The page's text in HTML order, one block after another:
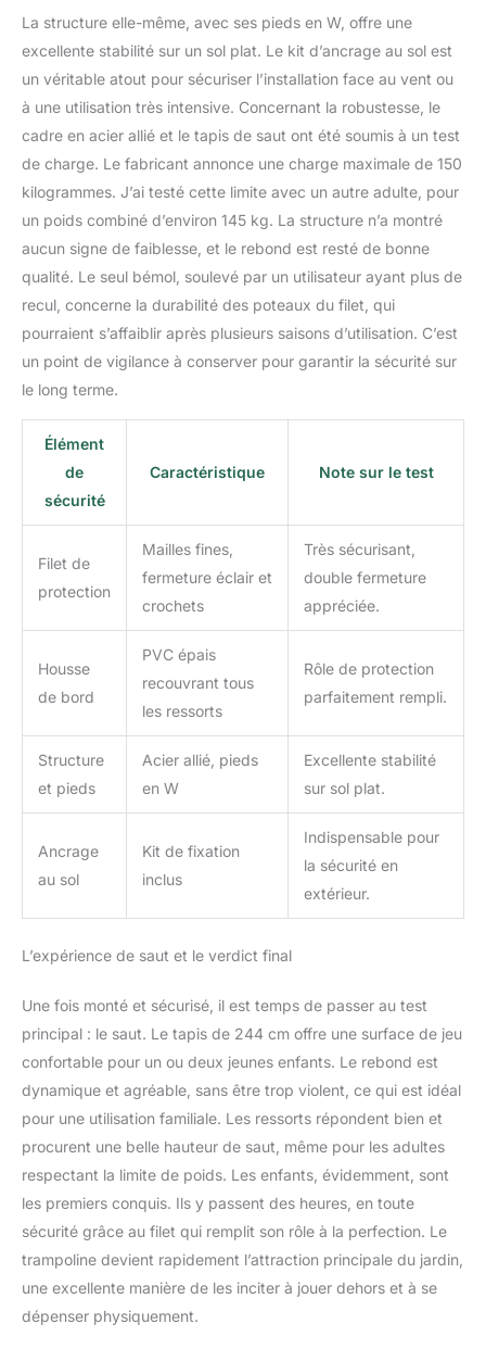
La structure elle-même, avec ses pieds en W, offre une
excellente stabilité sur un sol plat. Le kit d’ancrage au sol est
un véritable atout pour sécuriser l’installation face au vent ou
à une utilisation très intensive. Concernant la robustesse, le
cadre en acier allié et le tapis de saut ont été soumis à un test
de charge. Le fabricant annonce une charge maximale de 150
kilogrammes. J’ai testé cette limite avec un autre adulte, pour
un poids combiné d’environ 145 kg. La structure n’a montré
aucun signe de faiblesse, et le rebond est resté de bonne
qualité. Le seul bémol, soulevé par un utilisateur ayant plus de
recul, concerne la durabilité des poteaux du filet, qui
pourraient s’affaiblir après plusieurs saisons d’utilisation. C’est
un point de vigilance à conserver pour garantir la sécurité sur
le long terme.
Élément
de
sécurité
Caractéristique Note sur le test
Filet de
protection
Mailles fines,
fermeture éclair et
crochets
Très sécurisant,
double fermeture
appréciée.
Housse
de bord
PVC épais
recouvrant tous
les ressorts
Rôle de protection
parfaitement rempli.
Structure
et pieds
Acier allié, pieds
en W
Excellente stabilité
sur sol plat.
Ancrage
au sol
Kit de fixation
inclus
Indispensable pour
la sécurité en
extérieur.
L’expérience de saut et le verdict final
Une fois monté et sécurisé, il est temps de passer au test
principal : le saut. Le tapis de 244 cm offre une surface de jeu
confortable pour un ou deux jeunes enfants. Le rebond est
dynamique et agréable, sans être trop violent, ce qui est idéal
pour une utilisation familiale. Les ressorts répondent bien et
procurent une belle hauteur de saut, même pour les adultes
respectant la limite de poids. Les enfants, évidemment, sont
les premiers conquis. Ils y passent des heures, en toute
sécurité grâce au filet qui remplit son rôle à la perfection. Le
trampoline devient rapidement l’attraction principale du jardin,
une excellente manière de les inciter à jouer dehors et à se
dépenser physiquement.